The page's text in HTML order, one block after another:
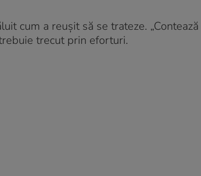
cum a reușit să se trateze. „Contează
trecut prin eforturi.